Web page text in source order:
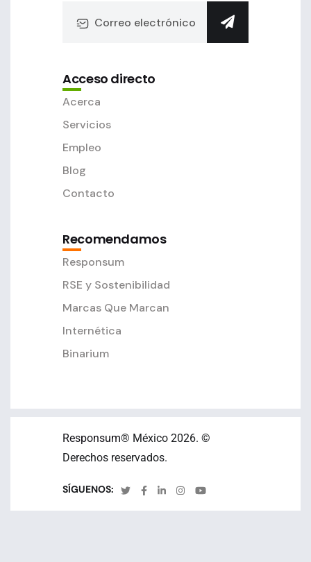
Acceso directo
Acerca
Servicios
Empleo
Blog
Contacto
Recomendamos
Responsum
RSE y Sostenibilidad
Marcas Que Marcan
Internética
Binarium
Responsum® México 2026. ©
Derechos reservados.
SÍGUENOS: